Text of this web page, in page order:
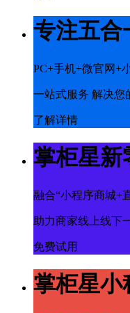
专注五合
PC+手机+微官网+
一站式服务 解决您
了解详情
掌柜星新
融合“小程序商城+
助力商家线上线下
免费试用
掌柜星小